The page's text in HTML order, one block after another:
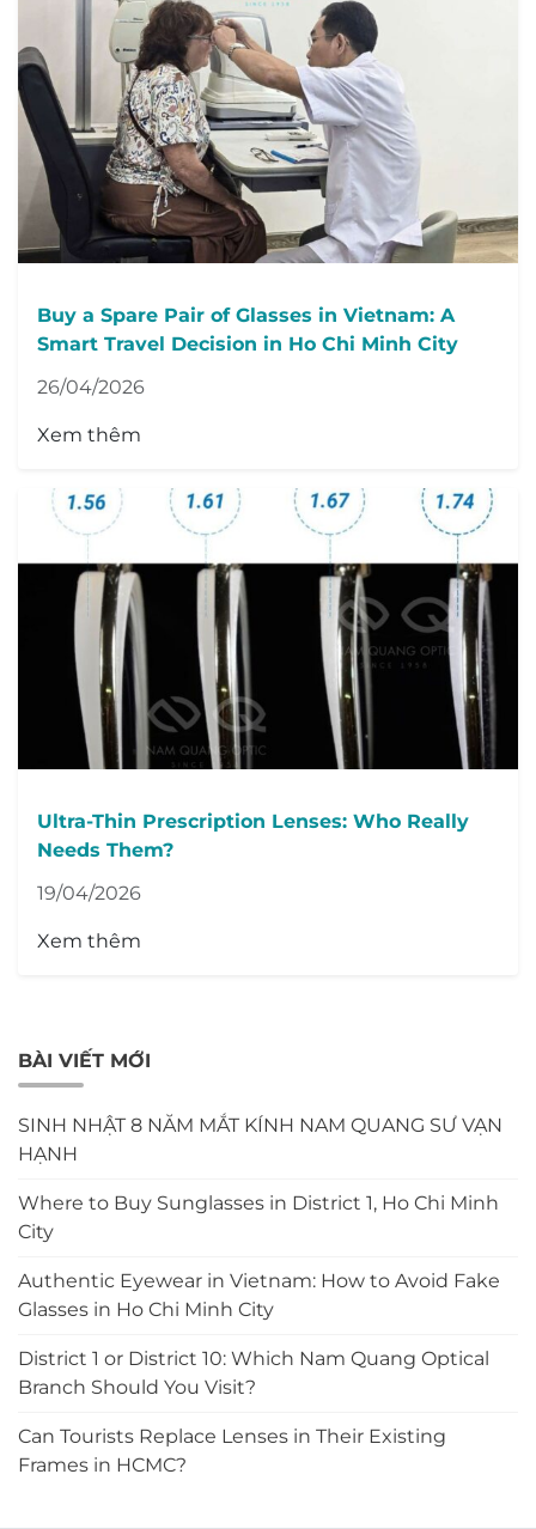
Buy a Spare Pair of Glasses in Vietnam: A
Smart Travel Decision in Ho Chi Minh City
26/04/2026
Xem thêm
Ultra-Thin Prescription Lenses: Who Really
Needs Them?
19/04/2026
Xem thêm
BÀI VIẾT MỚI
SINH NHẬT 8 NĂM MẮT KÍNH NAM QUANG SƯ VẠN
HẠNH
Where to Buy Sunglasses in District 1, Ho Chi Minh
City
Authentic Eyewear in Vietnam: How to Avoid Fake
Glasses in Ho Chi Minh City
District 1 or District 10: Which Nam Quang Optical
Branch Should You Visit?
Can Tourists Replace Lenses in Their Existing
Frames in HCMC?